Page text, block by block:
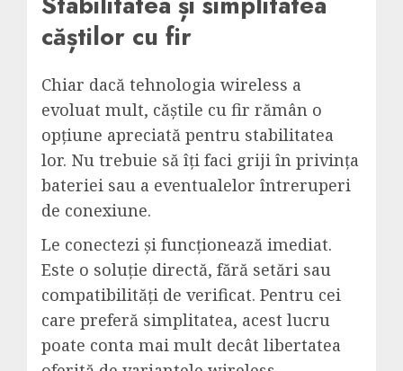
căștilor cu fir
Chiar dacă tehnologia wireless a
evoluat mult, căștile cu fir rămân o
opțiune apreciată pentru stabilitatea
lor. Nu trebuie să îți faci griji în privința
bateriei sau a eventualelor întreruperi
de conexiune.
Le conectezi și funcționează imediat.
Este o soluție directă, fără setări sau
compatibilități de verificat. Pentru cei
care preferă simplitatea, acest lucru
poate conta mai mult decât libertatea